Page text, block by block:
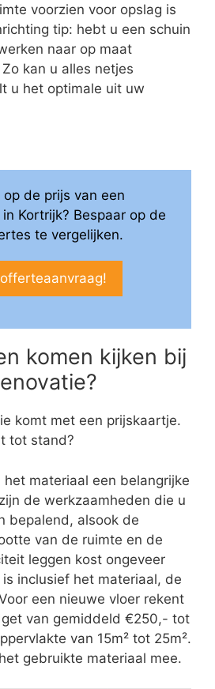
voorzien voor opslag is
tip: hebt u een schuin
naar op maat
kan u alles netjes
u het optimale uit uw
de prijs van een
Kortrijk? Bespaar op de
te vergelijken.
komen kijken bij
komt met een prijskaartje.
tot stand?
het materiaal een belangrijke
de werkzaamheden die u
bepalend, alsook de
van de ruimte en de
leggen kost ongeveer
inclusief het materiaal, de
een nieuwe vloer rekent
van gemiddeld €250,- tot
van 15m² tot 25m².
gebruikte materiaal mee.